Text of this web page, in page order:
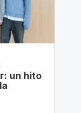
un hito